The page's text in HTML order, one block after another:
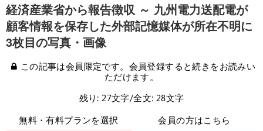
経済産業省から報告徴収 ～ 九州電力送配電が
顧客情報を保存した外部記憶媒体が所在不明に
3枚目の写真・画像
この記事は会員限定です。会員登録すると続きをお読みい
ただけます。
残り: 27文字/全文: 28文字
無料・有料プランを選択
会員の方はこちら